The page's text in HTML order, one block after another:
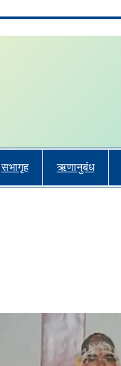
सभागृह ऋणानुबंध